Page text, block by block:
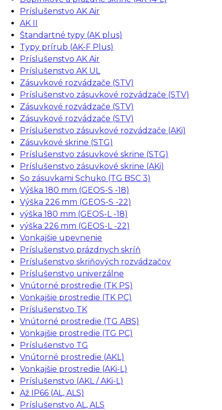
Príslušenstvo AK Air
AK II
Štandartné typy (AK plus)
Typy prírub (AK-F Plus)
Príslušenstvo AK Air
Príslušenstvo AK UL
Zásuvkové rozvádzače (STV)
Príslušenstvo zásuvkové rozvádzače (STV)
Zásuvkové rozvádzače (STV)
Zásuvkové rozvádzače (STV)
Príslušenstvo zásuvkové rozvádzače (AKi)
Zásuvkové skrine (STG)
Príslušenstvo zásuvkové skrine (STG)
Príslušenstvo zásuvkové skrine (AKi)
So zásuvkami Schuko (TG BSC 3)
Výška 180 mm (GEOS-S -18)
Výška 226 mm (GEOS-S -22)
výška 180 mm (GEOS-L -18)
výška 226 mm (GEOS-L -22)
Vonkajšie upevnenie
Príslušenstvo prázdnych skríň
Príslušenstvo skriňových rozvádzačov
Príslušenstvo univerzálne
Vnútorné prostredie (TK PS)
Vonkajšie prostredie (TK PC)
Príslušenstvo TK
Vnútorné prostredie (TG ABS)
Vonkajšie prostredie (TG PC)
Príslušenstvo TG
Vnútorné prostredie (AKL)
Vonkajšie prostredie (AKi-L)
Príslušenstvo (AKL / AKi-L)
Až IP66 (AL, ALS)
Príslušenstvo AL, ALS